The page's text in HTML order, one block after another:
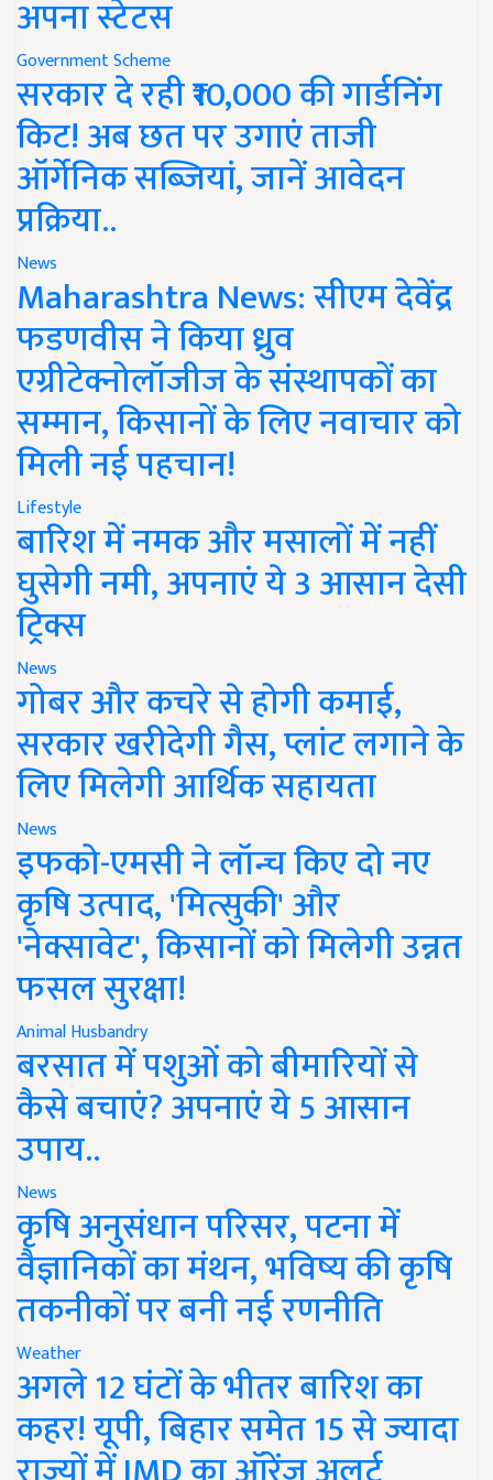
अपना स्टेटस
Government Scheme
सरकार दे रही ₹10,000 की गार्डनिंग
किट! अब छत पर उगाएं ताजी
ऑर्गेनिक सब्जियां, जानें आवेदन
प्रक्रिया..
News
Maharashtra News: सीएम देवेंद्र
फडणवीस ने किया ध्रुव
एग्रीटेक्नोलॉजीज के संस्थापकों का
सम्मान, किसानों के लिए नवाचार को
मिली नई पहचान!
Lifestyle
बारिश में नमक और मसालों में नहीं
घुसेगी नमी, अपनाएं ये 3 आसान देसी
ट्रिक्स
News
गोबर और कचरे से होगी कमाई,
सरकार खरीदेगी गैस, प्लांट लगाने के
लिए मिलेगी आर्थिक सहायता
News
इफको-एमसी ने लॉन्च किए दो नए
कृषि उत्पाद, 'मित्सुकी' और
'नेक्सावेट', किसानों को मिलेगी उन्नत
फसल सुरक्षा!
Animal Husbandry
बरसात में पशुओं को बीमारियों से
कैसे बचाएं? अपनाएं ये 5 आसान
उपाय..
News
कृषि अनुसंधान परिसर, पटना में
वैज्ञानिकों का मंथन, भविष्य की कृषि
तकनीकों पर बनी नई रणनीति
Weather
अगले 12 घंटों के भीतर बारिश का
कहर! यूपी, बिहार समेत 15 से ज्यादा